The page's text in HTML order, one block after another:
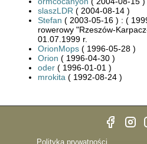
slaszLDR ( 2004-08-14 )
Stefan ( 2003-05-16 ) : (
rowerowy "Rzeszów-
01.07.1999 r.
OrionMops ( 1996-05-28 )
Orion ( 1996-04-30 )
oder ( 1996-01-01 )
mrokita ( 1992-08-24 )
Polityka prywatności